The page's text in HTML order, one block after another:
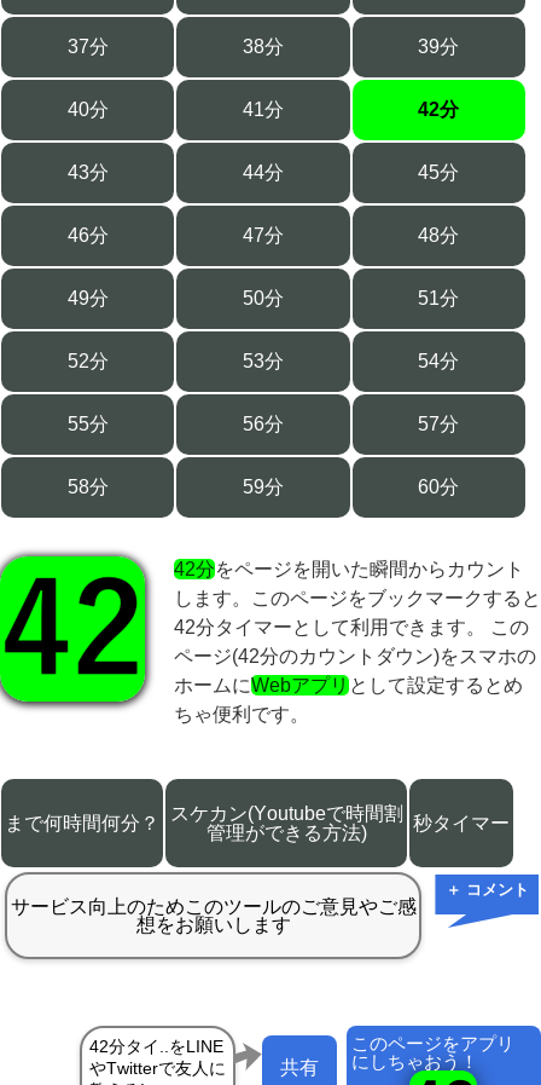
37分 38分 39分
40分 41分 42分
43分 44分 45分
46分 47分 48分
49分 50分 51分
52分 53分 54分
55分 56分 57分
58分 59分 60分
42分をページを開いた瞬間からカウント
します。このページをブックマークすると
42分タイマーとして利用できます。 この
ページ(42分のカウントダウン)をスマホの
ホームにWebアプリとして設定するとめ
ちゃ便利です。
まで何時間何分？
スケカン(Youtubeで時間割
管理ができる方法)
秒タイマー
＋ コメント
このページをアプリ
にしちゃおう！
共有